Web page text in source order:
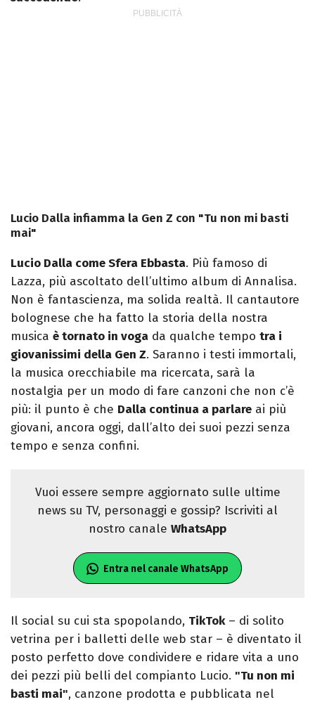
Lucio Dalla infiamma la Gen Z con "Tu non mi basti
mai"
Lucio Dalla come Sfera Ebbasta. Più famoso di
Lazza, più ascoltato dell’ultimo album di Annalisa.
Non è fantascienza, ma solida realtà. Il cantautore
bolognese che ha fatto la storia della nostra
musica è tornato in voga da qualche tempo tra i
giovanissimi della Gen Z. Saranno i testi immortali,
la musica orecchiabile ma ricercata, sarà la
nostalgia per un modo di fare canzoni che non c’è
più: il punto è che Dalla continua a parlare ai più
giovani, ancora oggi, dall’alto dei suoi pezzi senza
tempo e senza confini.
Vuoi essere sempre aggiornato sulle ultime
news su TV, personaggi e gossip? Iscriviti al
nostro canale WhatsApp
Entra nel canale WhatsApp
Il social su cui sta spopolando, TikTok– di solito
vetrina per i balletti delle web star – è diventato il
posto perfetto dove condividere e ridare vita a uno
dei pezzi più belli del compianto Lucio. "Tu non mi
basti mai", canzone prodotta e pubblicata nel